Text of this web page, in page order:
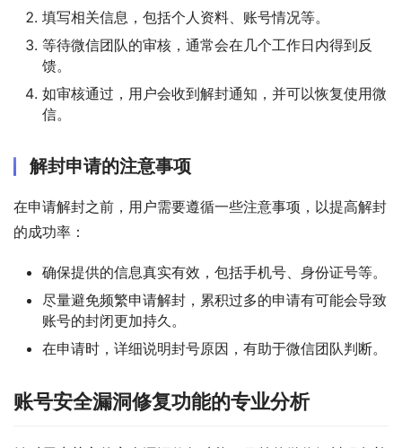
填写相关信息，包括个人资料、账号情况等。
等待微信团队的审核，通常会在几个工作日内得到反
馈。
如审核通过，用户会收到解封通知，并可以恢复使用微
信。
解封申请的注意事项
在申请解封之前，用户需要遵循一些注意事项，以提高解封
的成功率：
确保提供的信息真实有效，包括手机号、身份证号等。
尽量避免频繁申请解封，累积过多的申请有可能会导致
账号的封闭更加持久。
在申请时，详细说明封号原因，有助于微信团队判断。
账号安全漏洞修复功能的专业分析